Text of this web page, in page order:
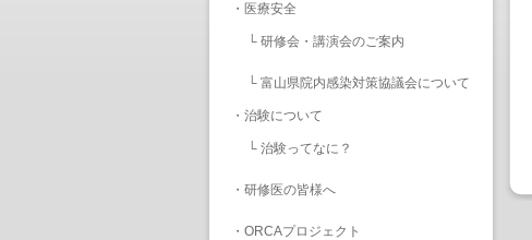
・ 医療安全
└ 研修会・講演会のご案内
└ 富山県院内感染対策協議会について
・ 治験について
└ 治験ってなに？
・ 研修医の皆様へ
・ ORCAプロジェクト